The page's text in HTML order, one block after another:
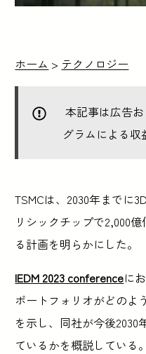
ホーム > テクノロジー
本記事は広告
グラムによる収
TSMCは、2030年までに
リシックチップで2,000
る計画を明らかにした。
IEDM 2023 conferenceに
ポートフォリオがどのよ
を示し、同社が今後2030
ているかを概説している。